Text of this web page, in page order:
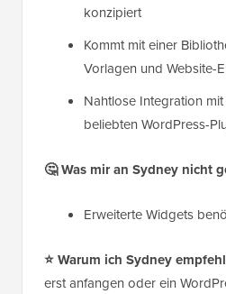
konzipiert
Kommt mit einer
Vorlagen und Website-
Nahtlose Integration
beliebten WordPress-
🤔Was mir an Sydney nicht
Erweiterte Widgets
⭐Warum ich Sydney
erst anfangen oder ein